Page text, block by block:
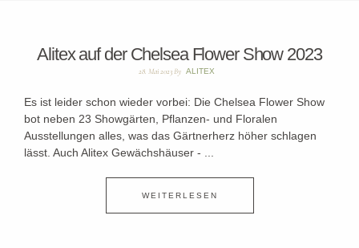
Alitex auf der Chelsea Flower Show 2023
28. Mai 2023By ALITEX
Es ist leider schon wieder vorbei: Die Chelsea Flower Show
bot neben 23 Showgärten, Pflanzen- und Floralen
Ausstellungen alles, was das Gärtnerherz höher schlagen
lässt. Auch Alitex Gewächshäuser - ...
WEITERLESEN